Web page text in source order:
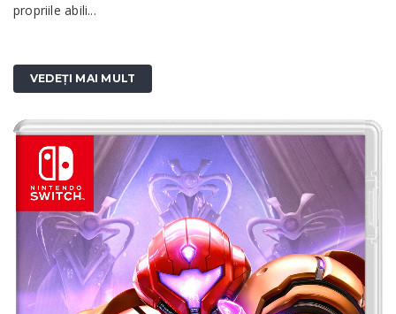
propriile abili...
VEDEȚI MAI MULT